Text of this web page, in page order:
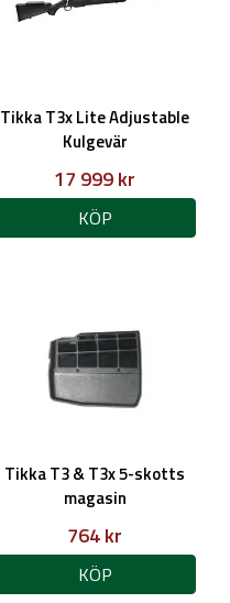
Tikka T3x Lite Adjustable
Kulgevär
17 999 kr
KÖP
Tikka T3 & T3x 5-skotts
magasin
764 kr
KÖP